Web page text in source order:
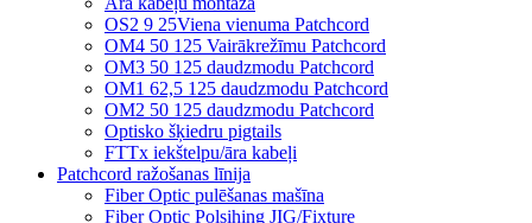
OS2 9 25Viena vienuma Patchcord
OM4 50 125 Vairākrežīmu Patchcord
OM3 50 125 daudzmodu Patchcord
OM1 62,5 125 daudzmodu Patchcord
OM2 50 125 daudzmodu Patchcord
Optisko šķiedru pigtails
FTTx iekštelpu/āra kabeļi
Patchcord ražošanas līnija
Fiber Optic pulēšanas mašīna
Fiber Optic Polsihing JIG/Fixture